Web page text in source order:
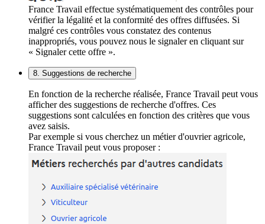
France Travail effectue systématiquement des contrôles pour
vérifier la légalité et la conformité des offres diffusées. Si
malgré ces contrôles vous constatez des contenus
inappropriés, vous pouvez nous le signaler en cliquant sur
« Signaler cette offre ».
8. Suggestions de recherche
En fonction de la recherche réalisée, France Travail peut vous
afficher des suggestions de recherche d'offres. Ces
suggestions sont calculées en fonction des critères que vous
avez saisis.
Par exemple si vous cherchez un métier d'ouvrier agricole,
France Travail peut vous proposer :